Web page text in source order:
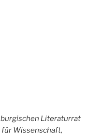
Literaturrat
Wissenschaft,